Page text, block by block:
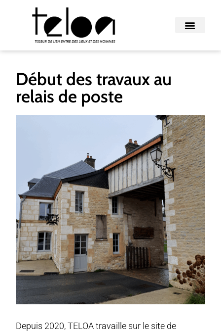
Début des travaux au
relais de poste
Depuis 2020, TELOA travaille sur le site de